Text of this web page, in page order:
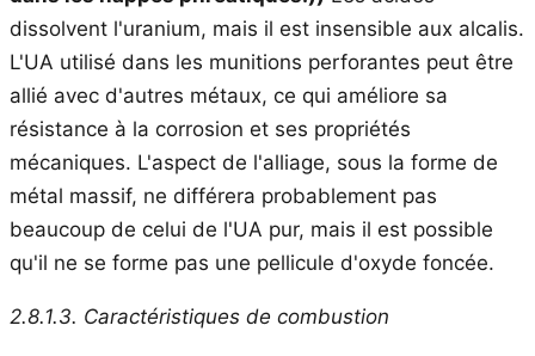
dissolvent l'uranium, mais il est insensible aux alcalis.
L'UA utilisé dans les munitions perforantes peut être
allié avec d'autres métaux, ce qui améliore sa
résistance à la corrosion et ses propriétés
mécaniques. L'aspect de l'alliage, sous la forme de
métal massif, ne différera probablement pas
beaucoup de celui de l'UA pur, mais il est possible
qu'il ne se forme pas une pellicule d'oxyde foncée.
2.8.1.3. Caractéristiques de combustion